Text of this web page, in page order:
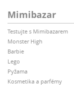
Mimibazar
Testujte s Mimibazarem
Monster High
Barbie
Lego
Pyžama
Kosmetika a parfémy